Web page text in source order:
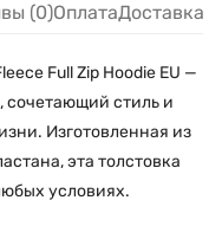
(0)ОплатаДоставка
Full Zip Hoodie EU —
сочетающий стиль и
Изготовленная из
эта толстовка
условиях.